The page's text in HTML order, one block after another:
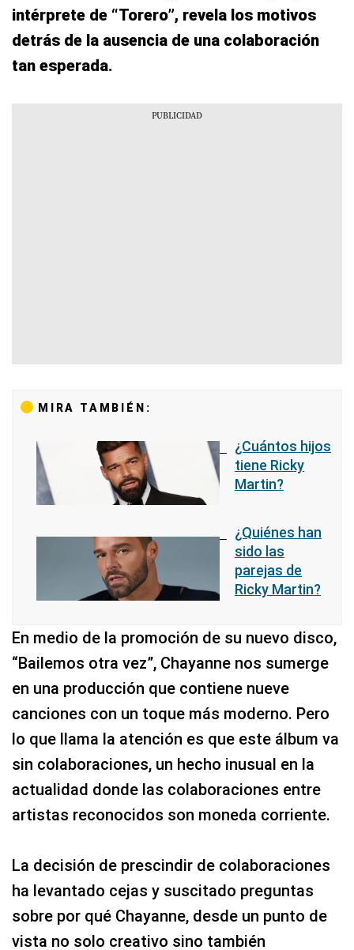
intérprete de “Torero”, revela los motivos
detrás de la ausencia de una colaboración
tan esperada.
MIRA TAMBIÉN:
¿Cuántos hijos
tiene Ricky
Martin?
¿Quiénes han
sido las
parejas de
Ricky Martin?
En medio de la promoción de su nuevo disco,
“Bailemos otra vez”, Chayanne nos sumerge
en una producción que contiene nueve
canciones con un toque más moderno. Pero
lo que llama la atención es que este álbum va
sin colaboraciones, un hecho inusual en la
actualidad donde las colaboraciones entre
artistas reconocidos son moneda corriente.
La decisión de prescindir de colaboraciones
ha levantado cejas y suscitado preguntas
sobre por qué Chayanne, desde un punto de
vista no solo creativo sino también